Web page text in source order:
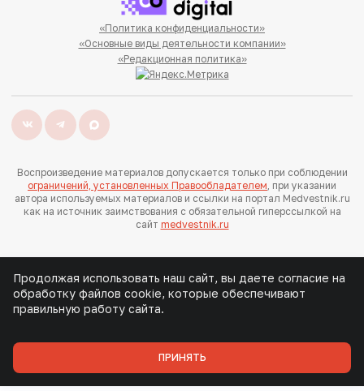
«Политика конфиденциальности»
«Основные виды деятельности компании»
«Редакционная политика»
Воспроизведение материалов допускается только при соблюдении
ограничений, установленных Правообладателем , при указании
автора используемых материалов и ссылки на портал Medvestnik.ru
как на источник заимствования с обязательной гиперссылкой на
сайт medvestnik.ru
Продолжая использовать наш сайт, вы даете согласие на
обработку файлов cookie, которые обеспечивают
правильную работу сайта.
ПРИНЯТЬ